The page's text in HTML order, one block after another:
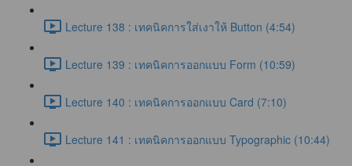
Lecture 138 : เทคนิคการใส่เงาให้ Button (4:54)
Lecture 139 : เทคนิคการออกแบบ Form (10:59)
Lecture 140 : เทคนิคการออกแบบ Card (7:10)
Lecture 141 : เทคนิคการออกแบบ Typographic (10:44)